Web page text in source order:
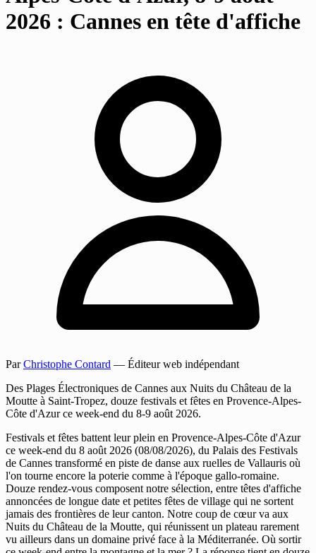
2026 : Cannes en tête d'affiche
ParChristophe Contard — Éditeur web indépendant
Des Plages Électroniques de Cannes aux Nuits du Château de la
Moutte à Saint-Tropez, douze festivals et fêtes en Provence-Alpes-
Côte d'Azur ce week-end du 8-9 août 2026.
Festivals et fêtes battent leur plein en Provence-Alpes-Côte d'Azur
ce week-end du 8 août 2026 (08/08/2026), du Palais des Festivals
de Cannes transformé en piste de danse aux ruelles de Vallauris où
l'on tourne encore la poterie comme à l'époque gallo-romaine.
Douze rendez-vous composent notre sélection, entre têtes d'affiche
annoncées de longue date et petites fêtes de village qui ne sortent
jamais des frontières de leur canton. Notre coup de cœur va aux
Nuits du Château de la Moutte, qui réunissent un plateau rarement
vu ailleurs dans un domaine privé face à la Méditerranée. Où sortir